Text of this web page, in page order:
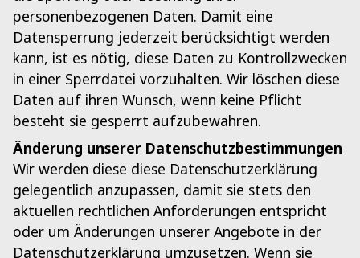
personenbezogenen Daten. Damit eine
Datensperrung jederzeit berücksichtigt werden
kann, ist es nötig, diese Daten zu Kontrollzwecken
in einer Sperrdatei vorzuhalten. Wir löschen diese
Daten auf ihren Wunsch, wenn keine Pflicht
besteht sie gesperrt aufzubewahren.
Änderung unserer Datenschutzbestimmungen
Wir werden diese diese Datenschutzerklärung
gelegentlich anzupassen, damit sie stets den
aktuellen rechtlichen Anforderungen entspricht
oder um Änderungen unserer Angebote in der
Datenschutzerklärung umzusetzen. Wenn sie